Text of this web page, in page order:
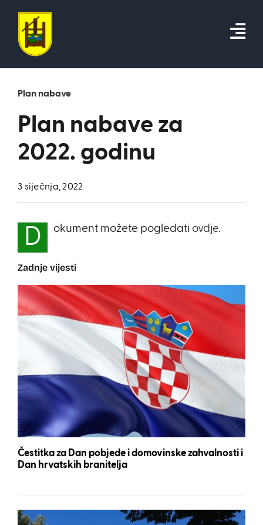
content
Plan nabave
Plan nabave za
2022. godinu
3 siječnja, 2022
D okument možete pogledati ovdje.
Zadnje vijesti
Čestitka za Dan pobjede i domovinske zahvalnosti i
Dan hrvatskih branitelja